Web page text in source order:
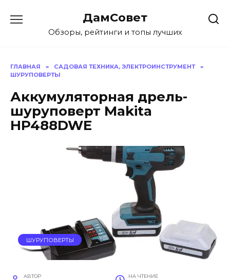
содержанию
ДамСовет
Обзоры, рейтинги и топы лучших
ГЛАВНАЯ » САДОВАЯ ТЕХНИКА, ЭЛЕКТРОИНСТРУМЕНТ
»
ШУРУПОВЕРТЫ
Аккумуляторная дрель-
шуруповерт Makita
HP488DWE
ШУРУПОВЕРТЫ
АВТОР НА ЧТЕНИЕ